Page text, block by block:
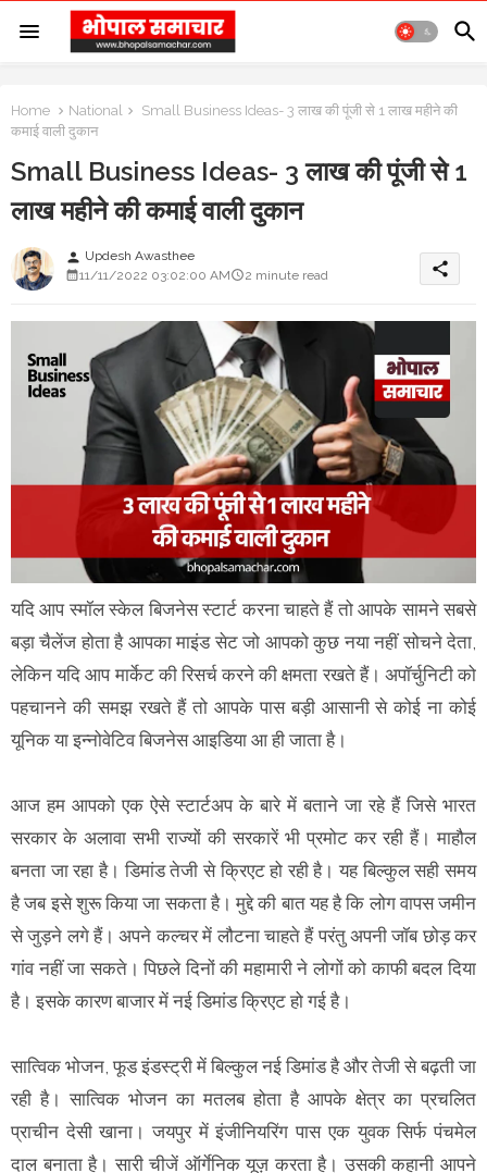
Home National
Small Business Ideas- 3 लाख की पूंजी से 1 लाख महीने की
कमाई वाली दुकान
Small Business Ideas- 3 लाख की पूंजी से 1
लाख महीने की कमाई वाली दुकान
person Updesh Awasthee
11/11/2022 03:02:00 AM
2 minute read share
यदि आप स्मॉल स्केल बिजनेस स्टार्ट करना चाहते हैं तो आपके सामने सबसे
बड़ा चैलेंज होता है आपका माइंड सेट जो आपको कुछ नया नहीं सोचने देता,
लेकिन यदि आप मार्केट की रिसर्च करने की क्षमता रखते हैं। अपॉर्चुनिटी को
पहचानने की समझ रखते हैं तो आपके पास बड़ी आसानी से कोई ना कोई
यूनिक या इन्नोवेटिव बिजनेस आइडिया आ ही जाता है।
आज हम आपको एक ऐसे स्टार्टअप के बारे में बताने जा रहे हैं जिसे भारत
सरकार के अलावा सभी राज्यों की सरकारें भी प्रमोट कर रही हैं। माहौल
बनता जा रहा है। डिमांड तेजी से क्रिएट हो रही है। यह बिल्कुल सही समय
है जब इसे शुरू किया जा सकता है। मुद्दे की बात यह है कि लोग वापस जमीन
से जुड़ने लगे हैं। अपने कल्चर में लौटना चाहते हैं परंतु अपनी जॉब छोड़ कर
गांव नहीं जा सकते। पिछले दिनों की महामारी ने लोगों को काफी बदल दिया
है। इसके कारण बाजार में नई डिमांड क्रिएट हो गई है।
सात्विक भोजन, फूड इंडस्ट्री में बिल्कुल नई डिमांड है और तेजी से बढ़ती जा
रही है। सात्विक भोजन का मतलब होता है आपके क्षेत्र का प्रचलित
प्राचीन देसी खाना। जयपुर में इंजीनियरिंग पास एक युवक सिर्फ पंचमेल
दाल बनाता है। सारी चीजें ऑर्गेनिक यूज़ करता है। उसकी कहानी आपने